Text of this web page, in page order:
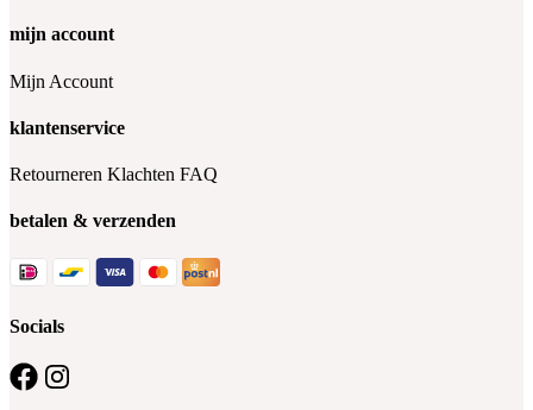
mijn account
Mijn Account
klantenservice
Retourneren Klachten FAQ
betalen & verzenden
Socials